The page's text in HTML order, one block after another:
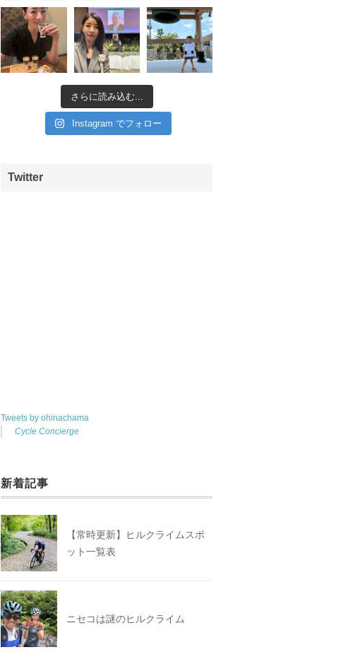
さらに読み込む...
Instagram でフォロー
Twitter
Tweets by ohinachama
Cycle Concierge
新着記事
【常時更新】ヒルクライムスポ
ット一覧表
ニセコは謎のヒルクライム